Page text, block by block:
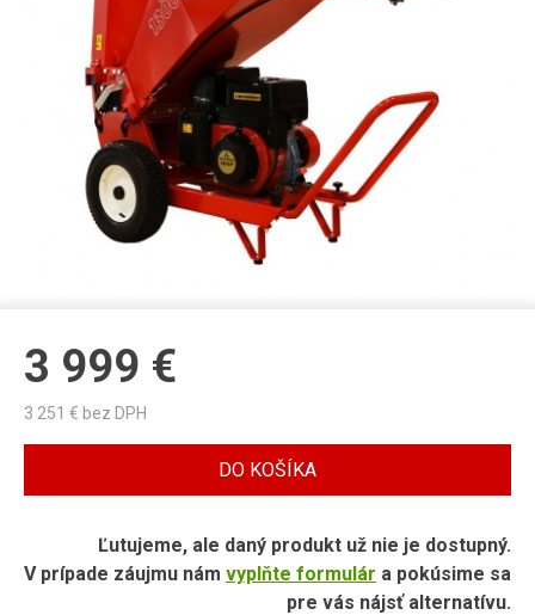
3 999 €
3 251 € bez DPH
DO KOŠÍKA
Ľutujeme, ale daný produkt už nie je dostupný.
V prípade záujmu nám vyplňte formulár a pokúsime sa
pre vás nájsť alternatívu.